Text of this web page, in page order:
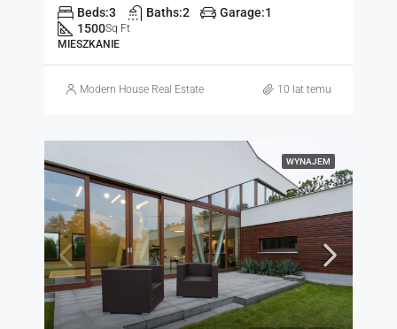
Beds:3 Baths:2 Garage:1
1500Sq Ft
MIESZKANIE
Modern House Real Estate 10 lat temu
WYNAJEM